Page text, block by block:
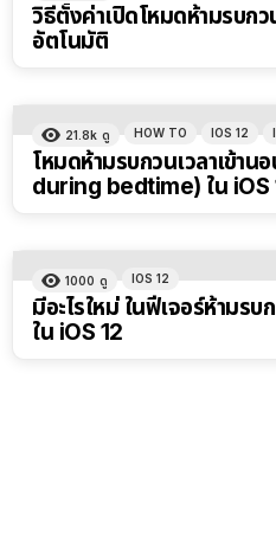
วิธีตั้งค่าเปิดโหมดห้ามรบก
อัตโนมัติ
21.8k ดู HOW TO IOS 12
โหมดห้ามรบกวนเวลาเข้า
during bedtime) ใน iOS
1000 ดู IOS 12
มีอะไรใหม่ ในฟีเจอร์ห้าม
ใน iOS 12